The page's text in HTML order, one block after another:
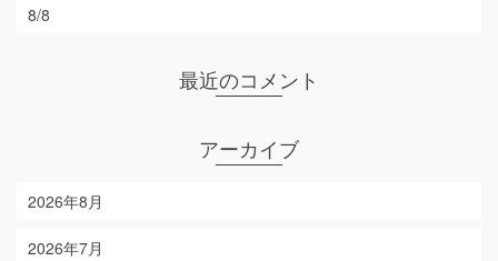
8/8
最近のコメント
アーカイブ
2026年8月
2026年7月